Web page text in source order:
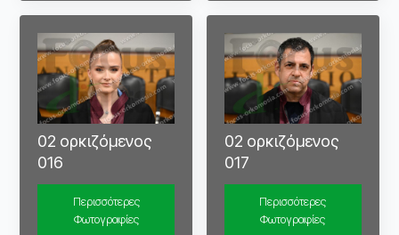
02 ορκιζόμενος
016
Περισσότερες
Φωτογραφίες
02 ορκιζόμενος
017
Περισσότερες
Φωτογραφίες